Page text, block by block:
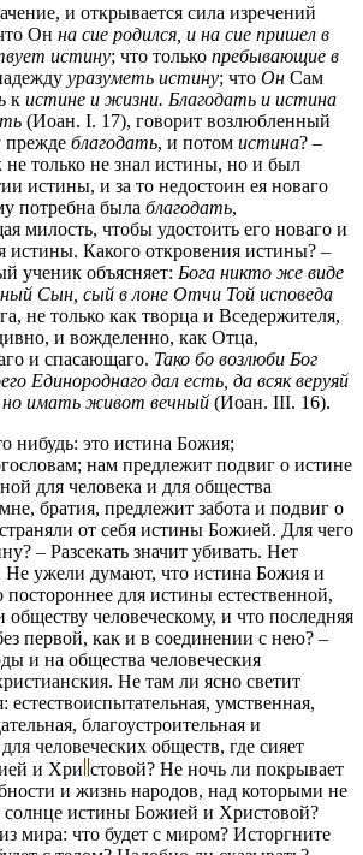
и открывается сила изречений
Он на сие родился, и на сие пришел в
истину; что только пребывающие в
уразуметь истину; что Он Сам
к истине и жизни. Благодать и истина
(Иоан. I. 17), говорит возлюбленный
прежде благодать, и потом истина? –
не только не знал истины, но и был
истины, и за то недостоин ея новаго
потребна была благодать,
милость, чтобы удостоить его новаго и
истины. Какого откровения истины? –
ученик объясняет: Бога никто же виде
Сын, сый в лоне Отчи Той исповеда
не только как творца и Вседержителя,
и вожделенно, как Отца,
и спасающаго. Тако бо возлюби Бог
Единороднаго дал есть, да всяк веруяй
но имать живот вечный (Иоан. III. 16).
нибудь: это истина Божия;
нам предлежит подвиг о истине
для человека и для общества
братия, предлежит забота и подвиг о
от себя истины Божией. Для чего
– Разсекать значит убивать. Нет
Не ужели думают, что истина Божия и
постороннее для истины естественной,
обществу человеческому, и что последняя
первой, как и в соединении с нею? –
и на общества человеческия
Не там ли ясно светит
естествоиспытательная, умственная,
благоустроительная и
человеческих обществ, где сияет
и Хри стовой? Не ночь ли покрывает
и жизнь народов, над которыми не
солнце истины Божией и Христовой?
мира: что будет с миром? Исторгните